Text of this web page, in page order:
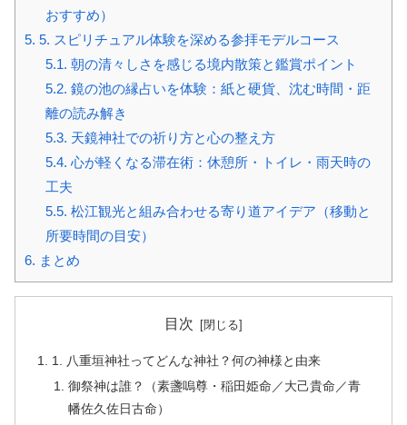
おすすめ）
5. 5. スピリチュアル体験を深める参拝モデルコース
5.1. 朝の清々しさを感じる境内散策と鑑賞ポイント
5.2. 鏡の池の縁占いを体験：紙と硬貨、沈む時間・距
離の読み解き
5.3. 天鏡神社での祈り方と心の整え方
5.4. 心が軽くなる滞在術：休憩所・トイレ・雨天時の
工夫
5.5. 松江観光と組み合わせる寄り道アイデア（移動と
所要時間の目安）
6. まとめ
目次
1. 八重垣神社ってどんな神社？何の神様と由来
御祭神は誰？（素盞嗚尊・稲田姫命／大己貴命／青
幡佐久佐日古命）